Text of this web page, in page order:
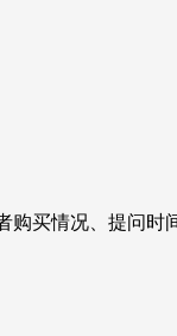
买情况、提问